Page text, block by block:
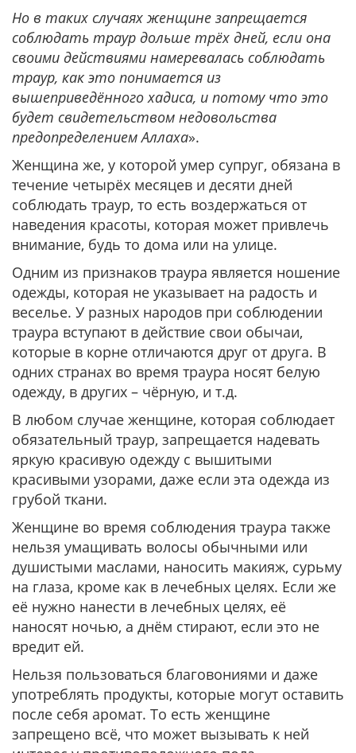
Но в таких случаях женщине запрещается
соблюдать траур дольше трёх дней, если она
своими действиями намеревалась соблюдать
траур, как это понимается из
вышеприведённого хадиса, и потому что это
будет свидетельством недовольства
предопределением Аллаха».
Женщина же, у которой умер супруг, обязана в
течение четырёх месяцев и десяти дней
соблюдать траур, то есть воздержаться от
наведения красоты, которая может привлечь
внимание, будь то дома или на улице.
Одним из признаков траура является ношение
одежды, которая не указывает на радость и
веселье. У разных народов при соблюдении
траура вступают в действие свои обычаи,
которые в корне отличаются друг от друга. В
одних странах во время траура носят белую
одежду, в других – чёрную, и т.д.
В любом случае женщине, которая соблюдает
обязательный траур, запрещается надевать
яркую красивую одежду с вышитыми
красивыми узорами, даже если эта одежда из
грубой ткани.
Женщине во время соблюдения траура также
нельзя умащивать волосы обычными или
душистыми маслами, наносить макияж, сурьму
на глаза, кроме как в лечебных целях. Если же
её нужно нанести в лечебных целях, её
наносят ночью, а днём стирают, если это не
вредит ей.
Нельзя пользоваться благовониями и даже
употреблять продукты, которые могут оставить
после себя аромат. То есть женщине
запрещено всё, что может вызывать к ней